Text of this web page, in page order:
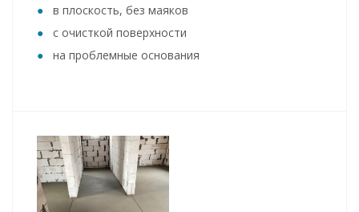
в плоскость, без маяков
с очисткой поверхности
на проблемные основания